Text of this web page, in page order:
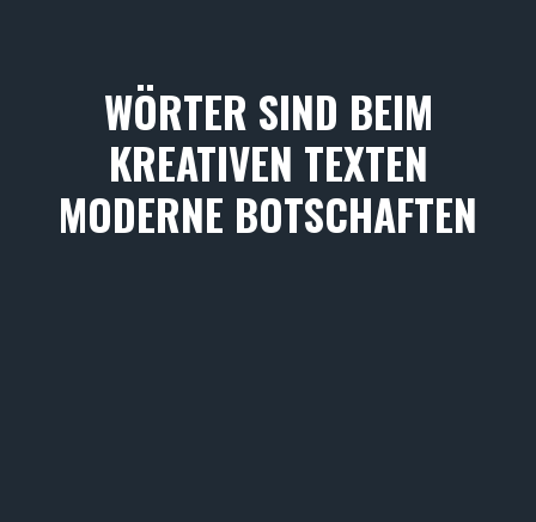
WÖRTER SIND BEIM
KREATIVEN TEXTEN
MODERNE BOTSCHAFTEN